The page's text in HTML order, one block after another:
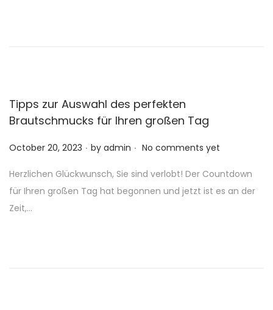
Tipps zur Auswahl des perfekten
Brautschmucks für Ihren großen Tag
P
s
t
e
October 20, 2023 . by admin . No comments yet
Herzlichen Glückwunsch, Sie sind verlobt! Der Countdown
für Ihren großen Tag hat begonnen und jetzt ist es an der
Zeit,…